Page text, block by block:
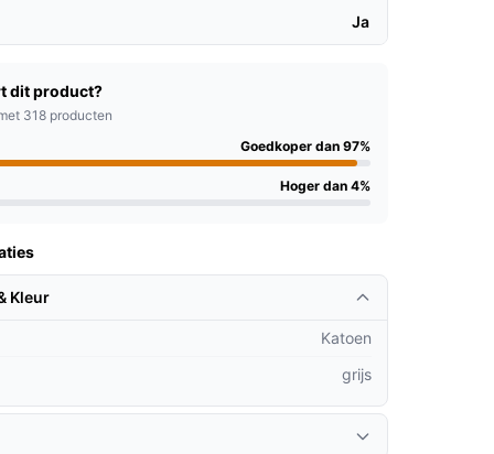
Ja
dit product?
318 producten
Goedkoper dan 97%
Hoger dan 4%
Kleur
Katoen
grijs